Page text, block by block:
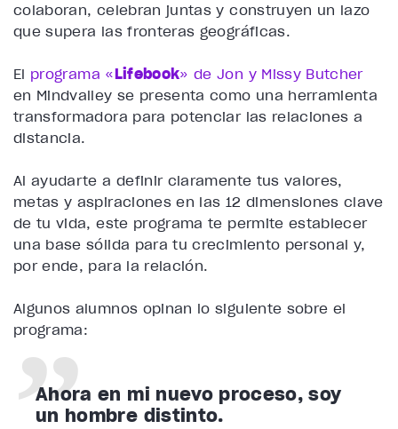
colaboran, celebran juntas y construyen un lazo
que supera las fronteras geográficas.
El programa «Lifebook» de Jon y Missy Butcher
en Mindvalley se presenta como una herramienta
transformadora para potenciar las relaciones a
distancia.
Al ayudarte a definir claramente tus valores,
metas y aspiraciones en las 12 dimensiones clave
de tu vida, este programa te permite establecer
una base sólida para tu crecimiento personal y,
por ende, para la relación.
Algunos alumnos opinan lo siguiente sobre el
programa:
Ahora en mi nuevo proceso, soy
un hombre distinto.